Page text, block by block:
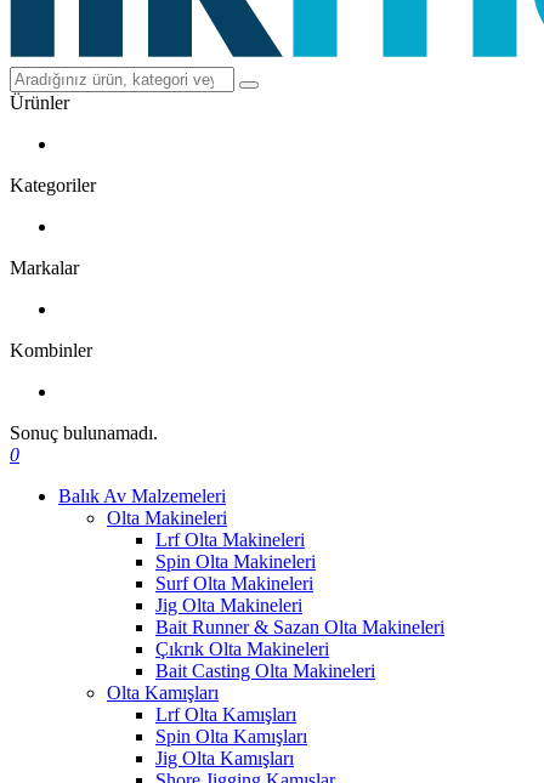
Ürünler
Kategoriler
Markalar
Kombinler
Sonuç bulunamadı.
0
Balık Av Malzemeleri
Olta Makineleri
Lrf Olta Makineleri
Spin Olta Makineleri
Surf Olta Makineleri
Jig Olta Makineleri
Bait Runner & Sazan Olta Makineleri
Çıkrık Olta Makineleri
Bait Casting Olta Makineleri
Olta Kamışları
Lrf Olta Kamışları
Spin Olta Kamışları
Jig Olta Kamışları